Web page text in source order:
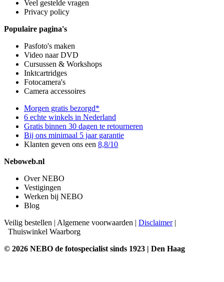
Veel gestelde vragen
Privacy policy
Populaire pagina's
Pasfoto's maken
Video naar DVD
Cursussen & Workshops
Inktcartridges
Fotocamera's
Camera accessoires
Morgen gratis bezorgd*
6 echte winkels in Nederland
Gratis binnen 30 dagen te retourneren
Bij ons minimaal 5 jaar garantie
Klanten geven ons een 8,8/10
Neboweb.nl
Over NEBO
Vestigingen
Werken bij NEBO
Blog
Veilig bestellen | Algemene voorwaarden | Disclaimer|
Thuiswinkel Waarborg
© 2026 NEBO de fotospecialist sinds 1923 | Den Haag